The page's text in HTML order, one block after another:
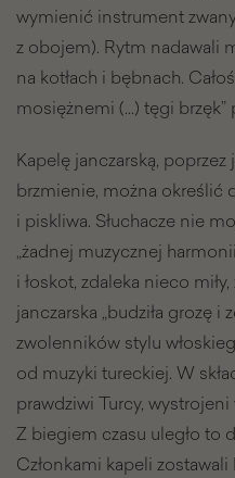
wymienić instrument
z obojem). Rytm nadawali
na kotłach i bębnach.
mosiężnemi (…) tęgi brzęk”
Kapelę janczarską,
brzmienie, można określić
i piskliwa. Słuchacze nie
„żadnej muzycznej
i łoskot, zdaleka nieco
janczarska „budziła grozę i
zwolenników stylu
od muzyki tureckiej. W
prawdziwi Turcy,
Z biegiem czasu uległo to
Członkami kapeli